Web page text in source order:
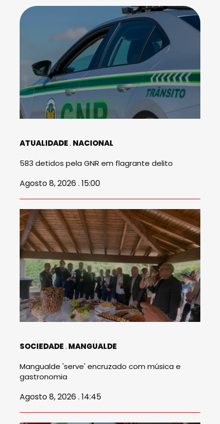
ATUALIDADE NACIONAL
583 detidos pela GNR em flagrante delito
Agosto 8, 2026 . 15:00
SOCIEDADE MANGUALDE
Mangualde 'serve' encruzado com música e
gastronomia
Agosto 8, 2026 . 14:45